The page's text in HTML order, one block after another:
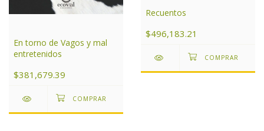
En torno de Vagos y mal
entretenidos
$381,679.39
Recuentos
$496,183.21